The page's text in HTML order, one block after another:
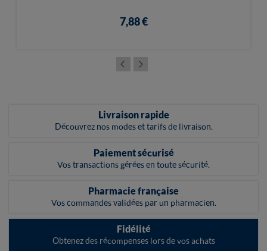
7,88 €
Livraison rapide
Découvrez nos modes et tarifs de livraison.
Paiement sécurisé
Vos transactions gérées en toute sécurité.
Pharmacie française
Vos commandes validées par un pharmacien.
Fidélité
Obtenez des récompenses lors de vos achats